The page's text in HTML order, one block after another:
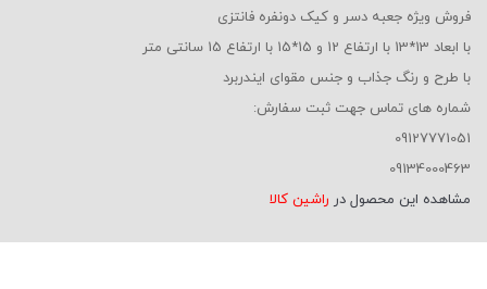
فروش ویژه جعبه دسر و کیک دونفره فانتزی
با ابعاد 13*13 با ارتفاع 12 و 15*15 با ارتفاع 15 سانتی متر
با طرح و رنگ جذاب و جنس مقوای ایندربرد
شماره های تماس جهت ثبت سفارش:
09127771051
09134000463
مشاهده این محصول در راشین کالا